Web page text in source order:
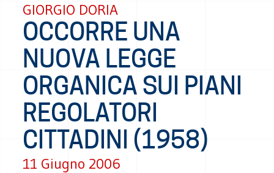
GIORGIO DORIA
OCCORRE UNA
NUOVA LEGGE
ORGANICA SUI PIANI
REGOLATORI
CITTADINI (1958)
11 Giugno 2006